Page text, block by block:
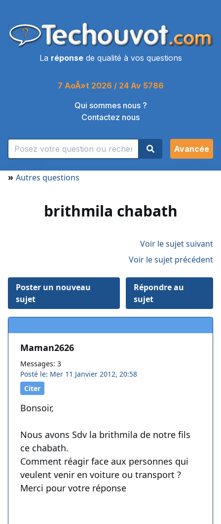
La réponsede qualité à vos questions
7 AoÃ»t 2026 / 24 Av 5786
Qui sommes nous ?
Contactez nous
Avancée
» Autres questions
brithmila chabath
Voir le sujet suivant
Voir le sujet précédent
Poster un nouveau
sujet
Répondre au
sujet
Maman2626
Messages: 3
Posté le: Mer 11 Janvier 2012, 20:58
Citer
Bonsoir,
Nous avons Sdv la brithmila de notre fils
ce chabath.
Comment réagir face aux personnes qui
veulent venir en voiture ou transport ?
Merci pour votre réponse